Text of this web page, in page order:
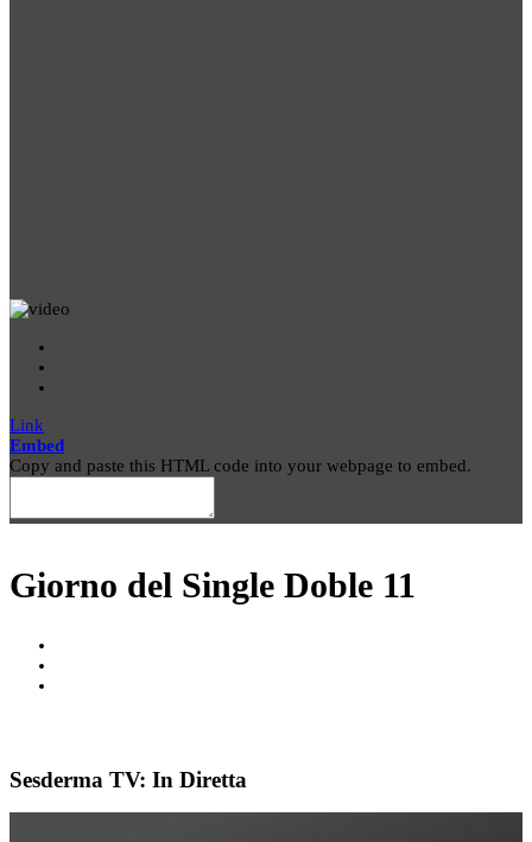
Link
Embed
Copy and paste this HTML code into your webpage to embed.
Giorno del Single Doble 11
Sesderma TV: In Diretta